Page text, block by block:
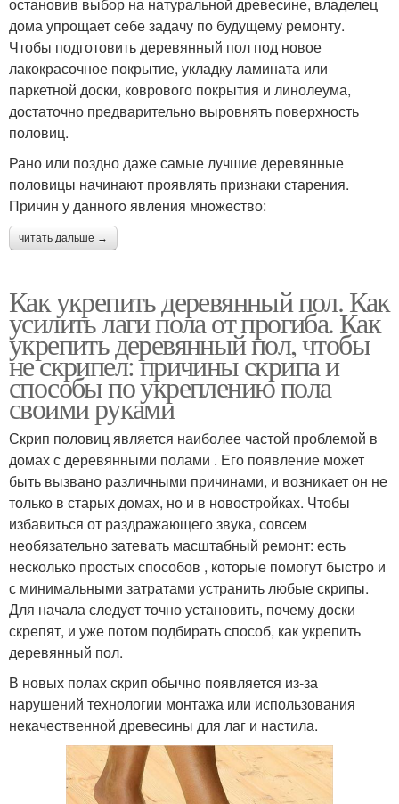
дома упрощает себе задачу по будущему ремонту.
Чтобы подготовить деревянный пол под новое
лакокрасочное покрытие, укладку ламината или
паркетной доски, коврового покрытия и линолеума,
достаточно предварительно выровнять поверхность
половиц.
Рано или поздно даже самые лучшие деревянные
половицы начинают проявлять признаки старения.
Причин у данного явления множество:
читать дальше →
Как укрепить деревянный пол. Как
усилить лаги пола от прогиба. Как
укрепить деревянный пол, чтобы
не скрипел: причины скрипа и
способы по укреплению пола
своими руками
Скрип половиц является наиболее частой проблемой в
домах с деревянными полами . Его появление может
быть вызвано различными причинами, и возникает он не
только в старых домах, но и в новостройках. Чтобы
избавиться от раздражающего звука, совсем
необязательно затевать масштабный ремонт: есть
несколько простых способов , которые помогут быстро и
с минимальными затратами устранить любые скрипы.
Для начала следует точно установить, почему доски
скрепят, и уже потом подбирать способ, как укрепить
деревянный пол.
В новых полах скрип обычно появляется из-за
нарушений технологии монтажа или использования
некачественной древесины для лаг и настила.